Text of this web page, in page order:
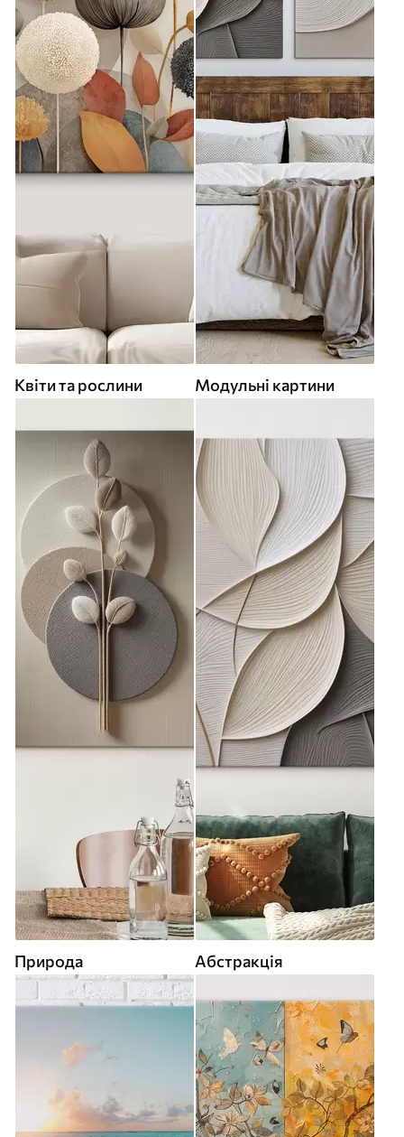
Квіти та рослини Модульні картини
Природа Абстракція